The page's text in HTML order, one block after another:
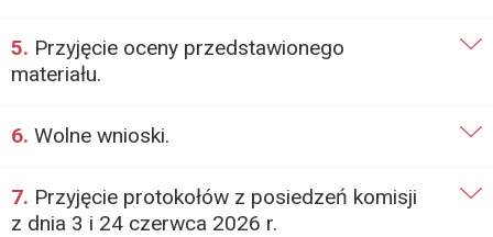
5. Przyjęcie oceny przedstawionego
materiału.
6. Wolne wnioski.
7. Przyjęcie protokołów z posiedzeń komisji
z dnia 3 i 24 czerwca 2026 r.